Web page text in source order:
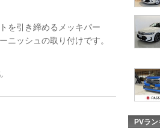
を引き締めるメッキパー
ニッシュの取り付けです。
PVラ